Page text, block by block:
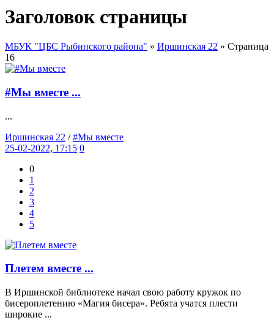
Заголовок страницы
МБУК "ЦБС Рыбинского района" » Иршинская 22 » Страница
16
#Мы вместе ...
...
Иршинская 22 /#Мы вместе
25-02-2022, 17:15 0
0
1
2
3
4
5
Плетем вместе ...
В Иршинской библиотеке начал свою работу кружок по
бисероплетению «Магия бисера». Ребята учатся плести
широкие ...